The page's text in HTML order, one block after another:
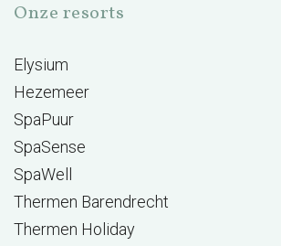
Onze resorts
Elysium
Hezemeer
SpaPuur
SpaSense
SpaWell
Thermen Barendrecht
Thermen Holiday